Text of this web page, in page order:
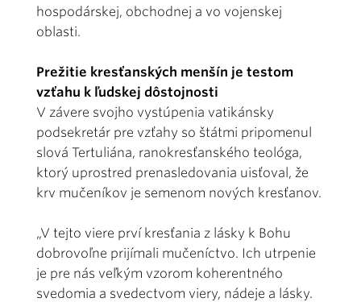
hospodárskej, obchodnej a vo vojenskej
oblasti.
Prežitie kresťanských menšín je testom
vzťahu k ľudskej dôstojnosti
V závere svojho vystúpenia vatikánsky
podsekretár pre vzťahy so štátmi pripomenul
slová Tertuliána, ranokresťanského teológa,
ktorý uprostred prenasledovania uisťoval, že
krv mučeníkov je semenom nových kresťanov.
„V tejto viere prví kresťania z lásky k Bohu
dobrovoľne prijímali mučeníctvo. Ich utrpenie
je pre nás veľkým vzorom koherentného
svedomia a svedectvom viery, nádeje a lásky.